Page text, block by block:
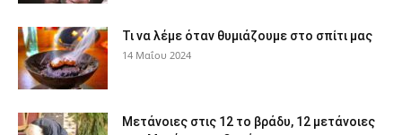
Τι να λέμε όταν θυμιάζουμε στο σπίτι μας
14 Μαΐου 2024
Μετάνοιες στις 12 το βράδυ, 12 μετάνοιες